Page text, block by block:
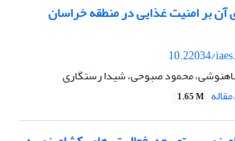
آن بر امنیت غذایی در منطقه خراسان
10.22034/
محمود صبوحی، شیدا رستگاری
1.65 M